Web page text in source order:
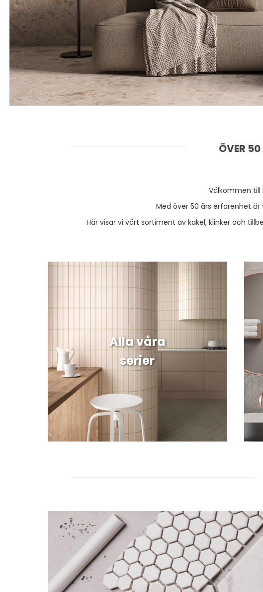
ÖVER 50
Välkommen till
Med över 50 års erfarenhet
Här visar vi vårt sortiment av kakel, klinker och
Alla våra
serier